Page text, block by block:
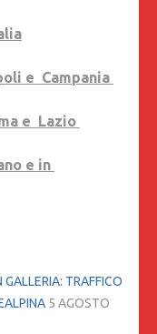
e Campania
e Lazio
e in
TRAFFICO
5 AGOSTO